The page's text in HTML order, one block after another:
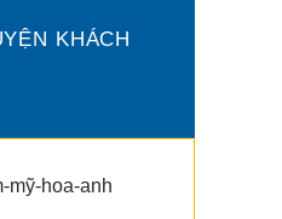
KHÁCH